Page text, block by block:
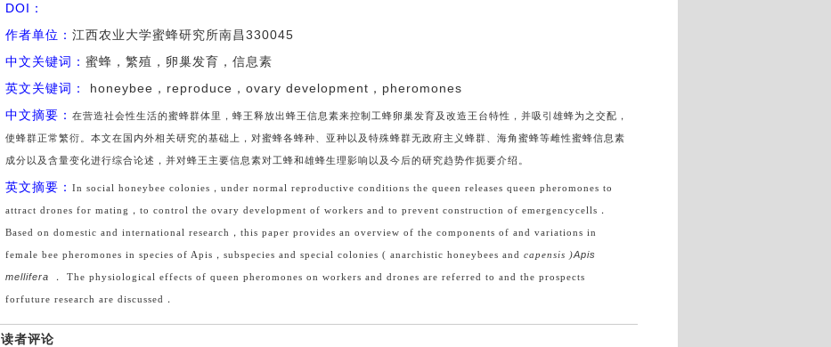
DOI：
作者单位： 江西农业大学蜜蜂研究所南昌330045
中文关键词： 蜜蜂，繁殖，卵巢发育，信息素
英文关键词：
honeybee，reproduce，ovary development，pheromones
中文摘要：
在营造社会性生活的蜜蜂群体里 ， 蜂王释放出蜂王信息 素来控制 工蜂卵巢发育及改造王台特性 ， 并吸引雄蜂为 之交配 ，
使蜂群正常繁衍 本文在 国 内外相关研究的基础上 ， 对蜜蜂各蜂种 亚种以及特殊蜂群无政府主 义蜂群 海角蜜蜂等雌性蜜蜂信息 素
成分 以及含量变化进行综合论述 ， 并对蜂王主要信息 素对工蜂和雄蜂生理影响以及今后的研究趋势作扼要介绍
英文摘要： In social honeybee colonies ， under normal reproductive conditions the queen releases queen pheromones to
attract drones for mating ， to control the ovary development of workers and to prevent construction of emergencycells ．
Based on domestic and international research ， this paper provides an overview of the components of and variations in
female bee pheromones in species of Apis ， subspecies and special colonies ( anarchistic honeybees and capensis )Apis
mellifera ． The physiological effects of queen pheromones on workers and drones are referred to and the prospects
forfuture research are discussed ．
读者评论